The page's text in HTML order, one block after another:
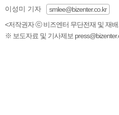
이성미 기자
smlee@bizenter.co.kr
<저작권자 ⓒ 비즈엔터 무단전재 및 재배
※ 보도자료 및 기사제보